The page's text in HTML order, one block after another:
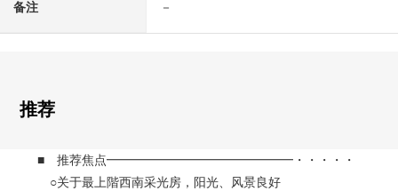
备注 －
推荐
■ 推荐焦点━━━━━━━━━━━━━━━・・・・・
○关于最上階西南采光房，阳光、风景良好